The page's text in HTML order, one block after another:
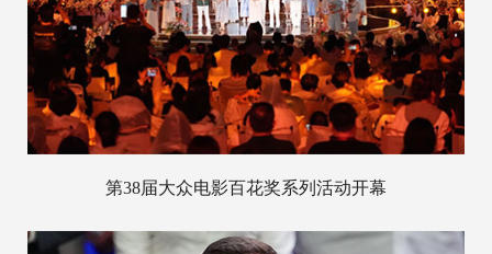
第38届大众电影百花奖系列活动开幕